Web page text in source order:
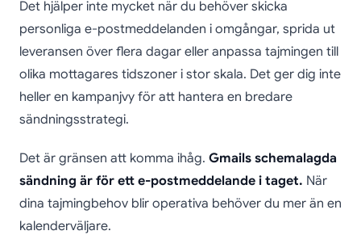
Det hjälper inte mycket när du behöver skicka
personliga e-postmeddelanden i omgångar, sprida ut
leveransen över flera dagar eller anpassa tajmingen till
olika mottagares tidszoner i stor skala. Det ger dig inte
heller en kampanjvy för att hantera en bredare
sändningsstrategi.
Det är gränsen att komma ihåg. Gmails schemalagda
sändning är för ett e-postmeddelande i taget. När
dina tajmingbehov blir operativa behöver du mer än en
kalenderväljare.